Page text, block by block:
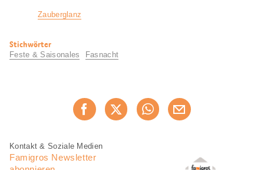
Zauberglanz
Nützliche
Informationen
Stichwörter
Feste & Saisonales Fasnacht
Jetzt weiterempfehlen
Fusszeile
Fusszeile
Navigation
Kontakt & Soziale Medien
Famigros Newsletter